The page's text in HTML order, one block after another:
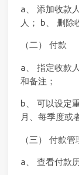
a、 添加收款
人； b、 删除
（二） 付款
a、 指定收款
和备注；
b、 可以设定
月、每季度或
（三） 付款管
a、 查看付款